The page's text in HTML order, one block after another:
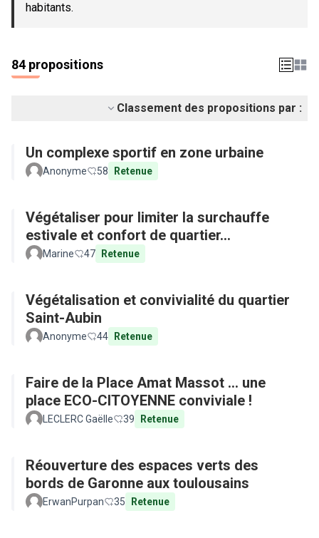
habitants.
84 propositions
Classement des propositions par :
Un complexe sportif en zone urbaine
Anonyme 58 Retenue
Végétaliser pour limiter la surchauffe
estivale et confort de quartier...
Marine 47 Retenue
Végétalisation et convivialité du quartier
Saint-Aubin
Anonyme 44 Retenue
Faire de la Place Amat Massot ... une
place ECO-CITOYENNE conviviale !
LECLERC Gaëlle 39 Retenue
Réouverture des espaces verts des
bords de Garonne aux toulousains
ErwanPurpan 35 Retenue